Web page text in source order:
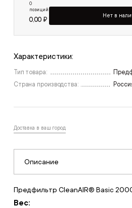
0
позиций
0,00 ₽
Нет в
Характеристики:
Тип товара:
Страна производства:
Доставка в ваш город
Описание
Предфильтр CleanAIR® Basic
Вес: